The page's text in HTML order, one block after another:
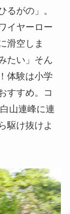
るがの」。
イヤーロー
滑空しま
たい」そん
体験は小学
すすめ。コ
山連峰に連
駆け抜けよ